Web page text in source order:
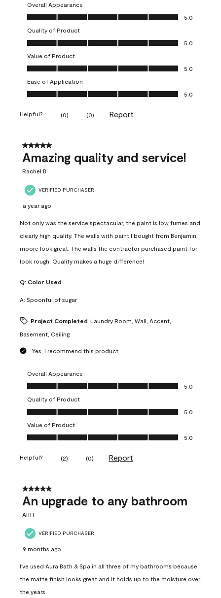
Overall Appearance
Overall Appearance, 5.0 out of 5
5.0
Quality of Product
Quality of Product, 5.0 out of 5
5.0
Value of Product
Value of Product, 5.0 out of 5
5.0
Ease of Application
Ease of Application, 5.0 out of 5
5.0
Helpful? (0) (0) Report
5 out of 5 stars.
Amazing quality and service!
Rachel B
VERIFIED PURCHASER
a year ago
Not only was the service spectacular, the paint is low fumes and
clearly high quality. The walls with paint I bought from Benjamin
moore look great. The walls the contractor purchased paint for
look rough. Quality makes a huge difference!
Q: Color Used
A: Spoonful of sugar
Project Completed Laundry Room, Wall, Accent,
Basement, Ceiling
Yes, I recommend this product.
Overall Appearance
Overall Appearance, 5.0 out of 5
5.0
Quality of Product
Quality of Product, 5.0 out of 5
5.0
Value of Product
Value of Product, 5.0 out of 5
5.0
Helpful? (2) (0) Report
5 out of 5 stars.
An upgrade to any bathroom
Alfff
VERIFIED PURCHASER
9 months ago
I've used Aura Bath & Spa in all three of my bathrooms because
the matte finish looks great and it holds up to the moisture over
the years.